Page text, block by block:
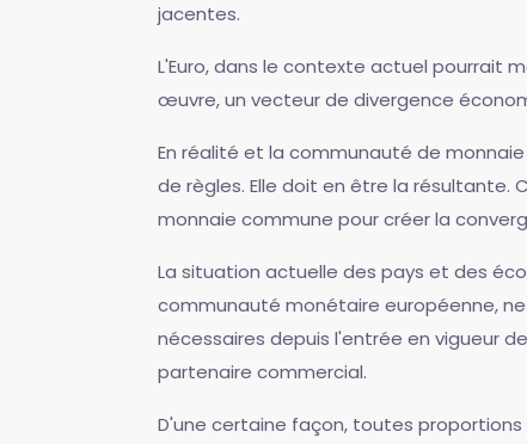
jacentes.
L'Euro, dans le contexte actuel pourrait
œuvre, un vecteur de divergence
En réalité et la communauté de
de règles. Elle doit en être la
monnaie commune pour créer la
La situation actuelle des pays et des
communauté monétaire européenne,
nécessaires depuis l'entrée en vigueur
partenaire commercial.
D'une certaine façon, toutes